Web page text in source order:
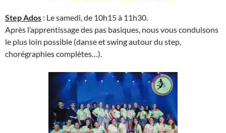
Step Ados : Le samedi, de 10h15 à 11h30.
Après l’apprentissage des pas basiques, nous vous conduisons
le plus loin possible (danse et swing autour du step,
chorégraphies complètes…).